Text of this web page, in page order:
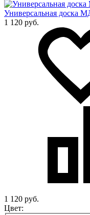
Универсальная доска
1 120 руб.
1 120 руб.
Цвет: